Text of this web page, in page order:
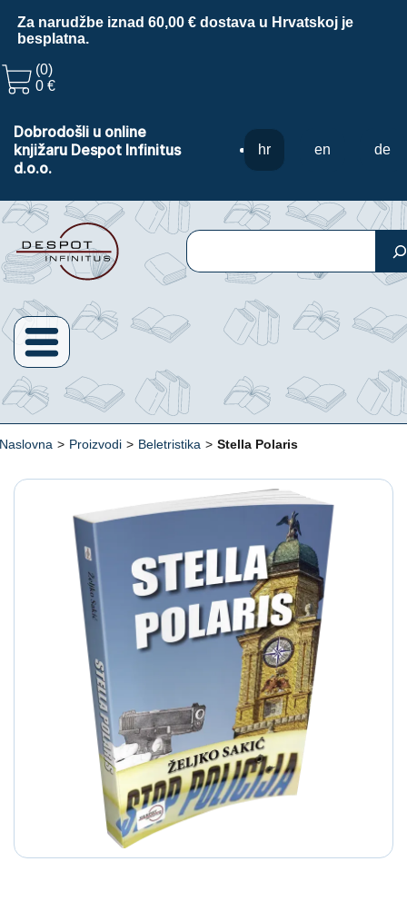
Za narudžbe iznad 60,00 € dostava u Hrvatskoj je
besplatna.
(0)
0 €
Dobrodošli u online
knjižaru Despot Infinitus
d.o.o.
hr en de
Pretraga
Naslovna > Proizvodi > Beletristika > Stella Polaris